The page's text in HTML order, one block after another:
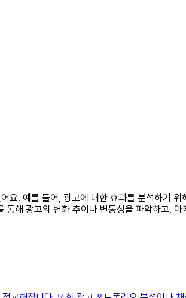
요. 예를 들어, 광고에 대한 효과를 분석하기
해 광고의 변화 추이나 변동성을 파악하고,